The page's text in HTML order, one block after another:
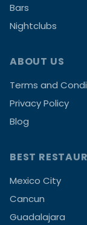
Bars
Nightclubs
ABOUT US
Terms and
Privacy Policy
Blog
BEST
Mexico City
Cancun
Guadalajara